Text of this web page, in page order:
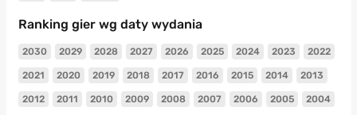
Ranking gier wg daty wydania
2030 2029 2028 2027 2026 2025 2024 2023 2022
2021 2020 2019 2018 2017 2016 2015 2014 2013
2012 2011 2010 2009 2008 2007 2006 2005 2004